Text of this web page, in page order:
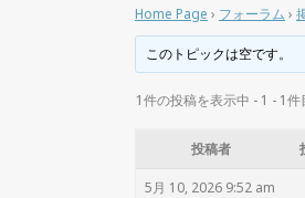
Home Page › フォーラム ›
このトピックは空です。
1件の投稿を表示中 - 1 - 1件
投稿者
5月 10, 2026 9:52 am